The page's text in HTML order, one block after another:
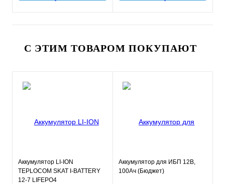
С ЭТИМ ТОВАРОМ ПОКУПАЮТ
Аккумулятор LI-ION
TEPLOCOM SKAT I-BATTERY
12-7 LIFEPO4
Аккумулятор для ИБП 12В,
100Ач (Бюджет)